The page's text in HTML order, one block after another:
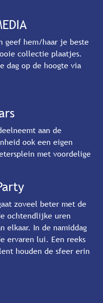
geef hem/haar je beste
collectie plaatjes.
dag op de hoogte via
aan de
ook een eigen
met voordelige
zoveel beter met de
ochtendlijke uren
elkaar. In de namiddag
ervaren lui. Een reeks
houden de sfeer erin